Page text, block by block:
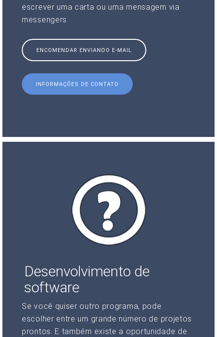
escrever uma carta ou uma mensagem via
messengers
ENCOMENDAR ENVIANDO E-MAIL
INFORMAÇÕES DE CONTATO
Desenvolvimento de
software
Se você quiser outro programa, pode
escolher entre um grande número de projetos
prontos. E também existe a oportunidade de